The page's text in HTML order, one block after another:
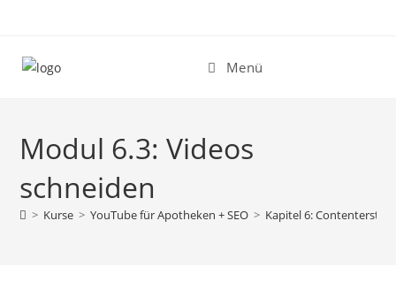
springen
Menü
Modul 6.3: Videos
schneiden
> Kurse > YouTube für Apotheken + SEO > Kapitel 6: